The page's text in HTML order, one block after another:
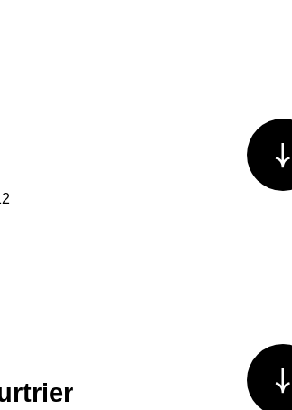
Voir
Voir